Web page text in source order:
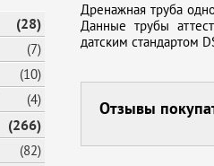
(28)
(7)
(10)
(4)
(266)
(82)
Дренажная труба
Данные трубы
датским стандартом
Отзывы